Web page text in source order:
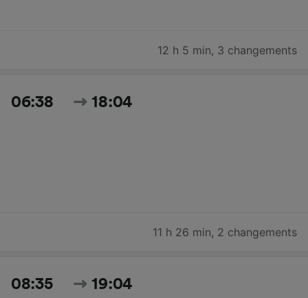
12 h 5 min, 3 changements
06:38 18:04
11 h 26 min, 2 changements
08:35 19:04